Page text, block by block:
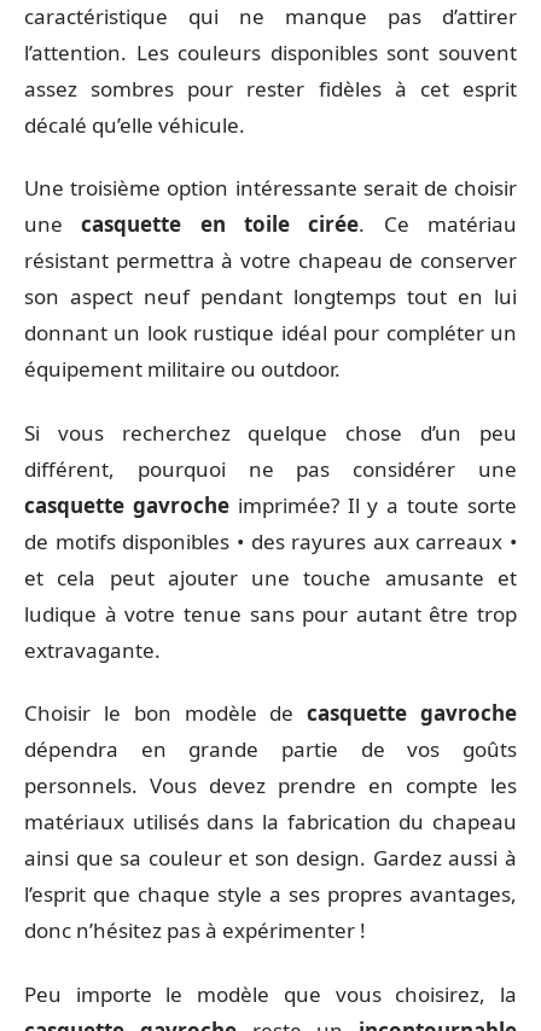
caractéristique qui ne manque pas d’attirer
l’attention. Les couleurs disponibles sont souvent
assez sombres pour rester fidèles à cet esprit
décalé qu’elle véhicule.
Une troisième option intéressante serait de choisir
unecasquette en toile cirée. Ce matériau
résistant permettra à votre chapeau de conserver
son aspect neuf pendant longtemps tout en lui
donnant un look rustique idéal pour compléter un
équipement militaire ou outdoor.
Si vous recherchez quelque chose d’un peu
différent, pourquoi ne pas considérer une
casquette gavrocheimprimée? Il y a toute sorte
de motifs disponibles • des rayures aux carreaux •
et cela peut ajouter une touche amusante et
ludique à votre tenue sans pour autant être trop
extravagante.
Choisir le bon modèle decasquette gavroche
dépendra en grande partie de vos goûts
personnels. Vous devez prendre en compte les
matériaux utilisés dans la fabrication du chapeau
ainsi que sa couleur et son design. Gardez aussi à
l’esprit que chaque style a ses propres avantages,
donc n’hésitez pas à expérimenter !
Peu importe le modèle que vous choisirez, la